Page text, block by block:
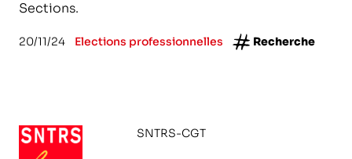
Sections.
20/11/24 Elections professionnelles Recherche
SNTRS-CGT